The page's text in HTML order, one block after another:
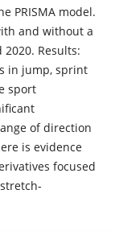
PRISMA model.
and without a
Results:
in jump, sprint
sport
of direction
is evidence
focused